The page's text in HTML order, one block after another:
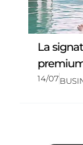
La
14/07